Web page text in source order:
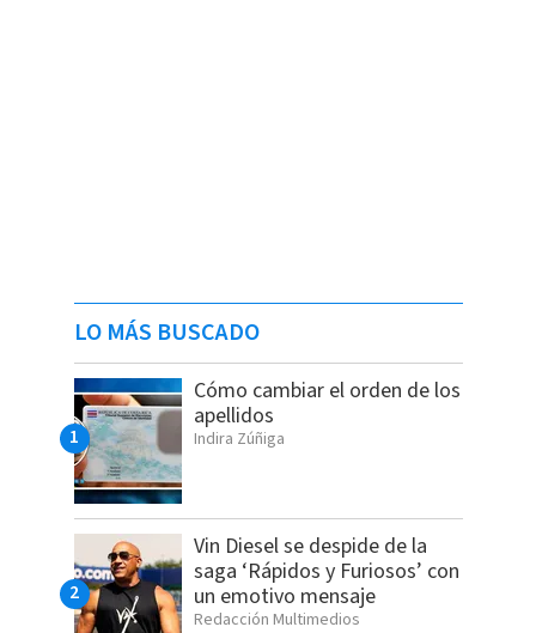
LO MÁS BUSCADO
Cómo cambiar el orden de los
apellidos
Indira Zúñiga
Vin Diesel se despide de la
saga ‘Rápidos y Furiosos’ con
un emotivo mensaje
Redacción Multimedios